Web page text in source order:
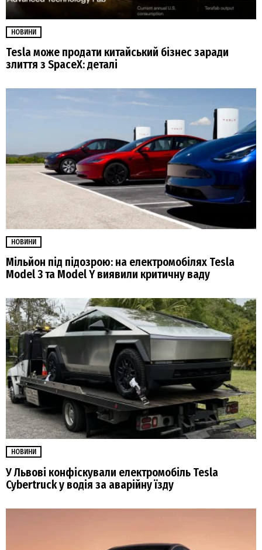
НОВИНИ
Tesla може продати китайський бізнес заради
злиття з SpaceX: деталі
НОВИНИ
Мільйон під підозрою: на електромобілях Tesla
Model 3 та Model Y виявили критичну ваду
НОВИНИ
У Львові конфіскували електромобіль Tesla
Cybertruck у водія за аварійну їзду